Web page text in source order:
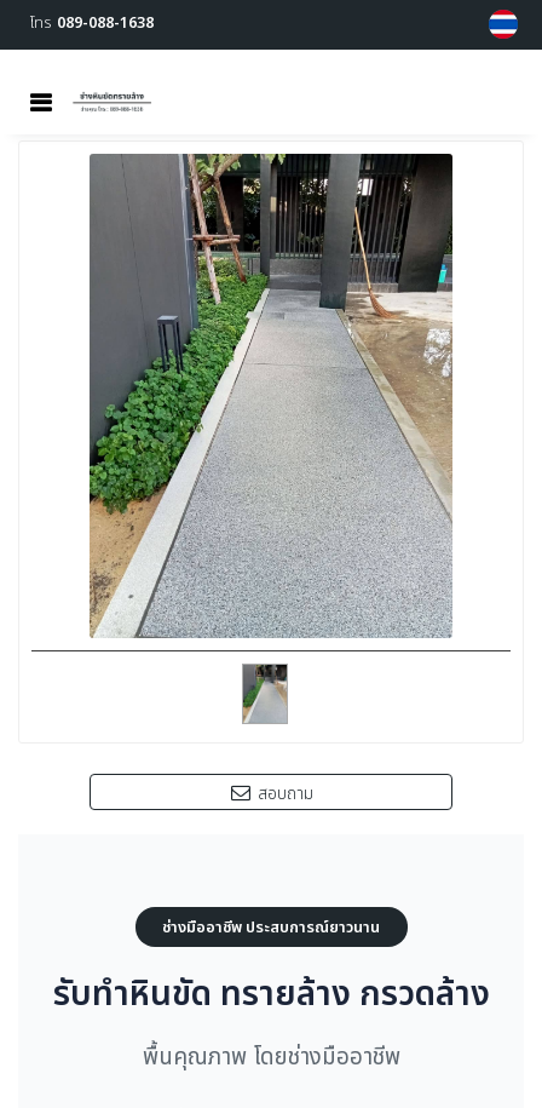
โทร 089-088-1638
MENU
สอบถาม
ช่างมืออาชีพ ประสบการณ์ยาวนาน
รับทำหินขัด ทรายล้าง กรวดล้าง
พื้นคุณภาพ โดยช่างมืออาชีพ